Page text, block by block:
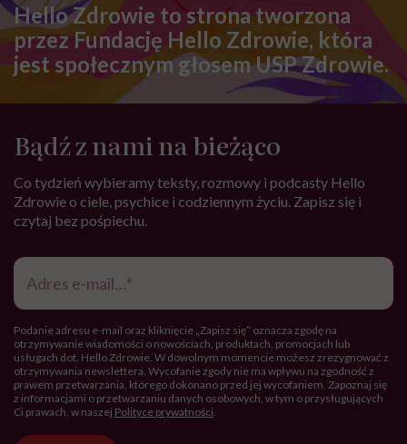
Hello Zdrowie to strona tworzona
przez Fundację Hello Zdrowie, która
jest społecznym głosem USP Zdrowie.
Bądź z nami na bieżąco
Co tydzień wybieramy teksty, rozmowy i podcasty Hello
Zdrowie o ciele, psychice i codziennym życiu. Zapisz się i
czytaj bez pośpiechu.
Adres
mail*
Podanie adresu e-mail oraz kliknięcie „Zapisz się” oznacza zgodę na
otrzymywanie wiadomości o nowościach, produktach, promocjach lub
usługach dot. Hello Zdrowie. W dowolnym momencie możesz zrezygnować z
otrzymywania newslettera. Wycofanie zgody nie ma wpływu na zgodność z
prawem przetwarzania, którego dokonano przed jej wycofaniem. Zapoznaj się
z informacjami o przetwarzaniu danych osobowych, w tym o przysługujących
Ci prawach, w naszej Polityce prywatności